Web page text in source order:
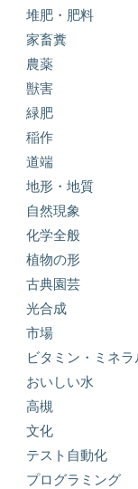
堆肥・肥料
家畜糞
農薬
獣害
緑肥
稲作
道端
地形・地質
自然現象
化学全般
植物の形
古典園芸
光合成
市場
ビタミン・ミネ
おいしい水
高槻
文化
テスト自動化
プログラミング